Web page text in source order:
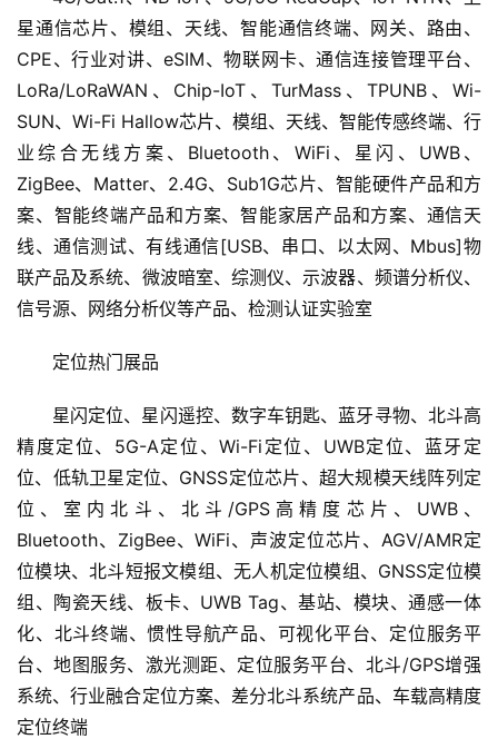
星通信芯片、模组、天线、智能通信终端、网关、路由、
CPE、行业对讲、eSIM、物联网卡、通信连接管理平台、
LoRa/LoRaWAN、Chip-IoT、TurMass、TPUNB、Wi-
SUN、Wi-Fi Hallow芯片、模组、天线、智能传感终端、行
业综合无线方案、Bluetooth、WiFi、星闪、UWB、
ZigBee、Matter、2.4G、Sub1G芯片、智能硬件产品和方
案、智能终端产品和方案、智能家居产品和方案、通信天
线、通信测试、有线通信[USB、串口、以太网、Mbus]物
联产品及系统、微波暗室、综测仪、示波器、频谱分析仪、
信号源、网络分析仪等产品、检测认证实验室
定位热门展品
星闪定位、星闪遥控、数字车钥匙、蓝牙寻物、北斗高
精度定位、5G-A定位、Wi-Fi定位、UWB定位、蓝牙定
位、低轨卫星定位、GNSS定位芯片、超大规模天线阵列定
位、室内北斗、北斗/GPS高精度芯片、UWB、
Bluetooth、ZigBee、WiFi、声波定位芯片、AGV/AMR定
位模块、北斗短报文模组、无人机定位模组、GNSS定位模
组、陶瓷天线、板卡、UWB Tag、基站、模块、通感一体
化、北斗终端、惯性导航产品、可视化平台、定位服务平
台、地图服务、激光测距、定位服务平台、北斗/GPS增强
系统、行业融合定位方案、差分北斗系统产品、车载高精度
定位终端